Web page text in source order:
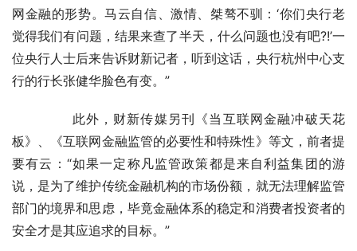
网金融的形势。马云自信、激情、桀骜不驯：‘你们央行老
觉得我们有问题，结果来查了半天，什么问题也没有吧?!’一
位央行人士后来告诉财新记者，听到这话，央行杭州中心支
行的行长张健华脸色有变。”
板》、《互联网金融监管的必要性和特殊性》等文，前者提
要有云：“如果一定称凡监管政策都是来自利益集团的游
说，是为了维护传统金融机构的市场份额，就无法理解监管
部门的境界和思虑，毕竟金融体系的稳定和消费者投资者的
安全才是其应追求的目标。”